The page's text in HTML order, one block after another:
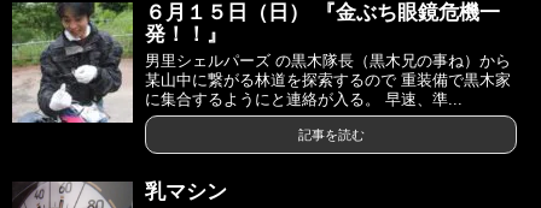
６月１５日（日） 『金ぶち眼鏡危機一
発！！』
男里シェルパーズ の黒木隊長（黒木兄の事ね）から
某山中に繋がる林道を探索するので 重装備で黒木家
に集合するようにと連絡が入る。 早速、準...
記事を読む
乳マシン